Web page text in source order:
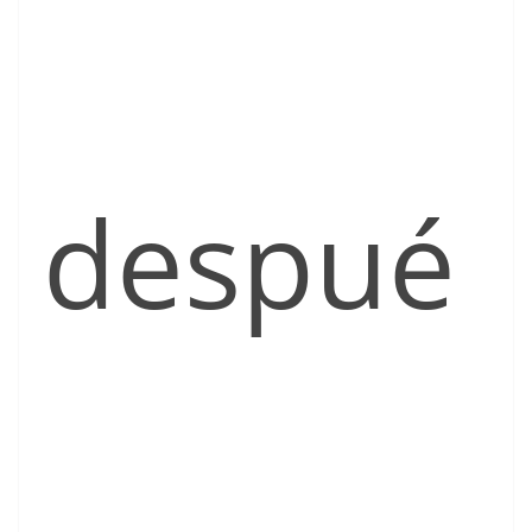
despué